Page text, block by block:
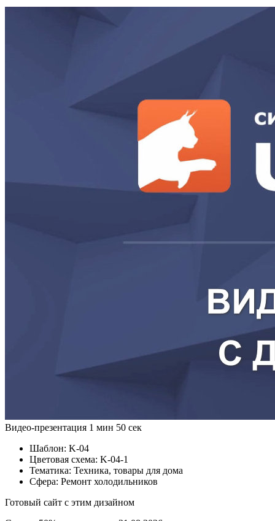
Видео-презентация 1 мин 50 сек
Шаблон: K-04
Цветовая схема: K-04-1
Тематика: Техника, товары для дома
Сфера: Ремонт холодильников
Готовый сайт с этим дизайном